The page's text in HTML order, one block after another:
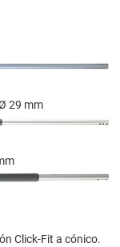
29 mm
Click-Fit a cónico.